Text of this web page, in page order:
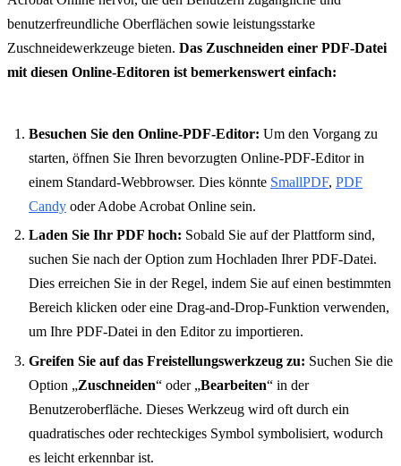
benutzerfreundliche Oberflächen sowie leistungsstarke
Zuschneidewerkzeuge bieten. Das Zuschneiden einer PDF-Datei
mit diesen Online-Editoren ist bemerkenswert einfach:
Besuchen Sie den Online-PDF-Editor: Um den Vorgang zu
starten, öffnen Sie Ihren bevorzugten Online-PDF-Editor in
einem Standard-Webbrowser. Dies könnte SmallPDF, PDF
Candy oder Adobe Acrobat Online sein.
Laden Sie Ihr PDF hoch: Sobald Sie auf der Plattform sind,
suchen Sie nach der Option zum Hochladen Ihrer PDF-Datei.
Dies erreichen Sie in der Regel, indem Sie auf einen bestimmten
Bereich klicken oder eine Drag-and-Drop-Funktion verwenden,
um Ihre PDF-Datei in den Editor zu importieren.
Greifen Sie auf das Freistellungswerkzeug zu: Suchen Sie die
Option „Zuschneiden“ oder „Bearbeiten“ in der
Benutzeroberfläche. Dieses Werkzeug wird oft durch ein
quadratisches oder rechteckiges Symbol symbolisiert, wodurch
es leicht erkennbar ist.